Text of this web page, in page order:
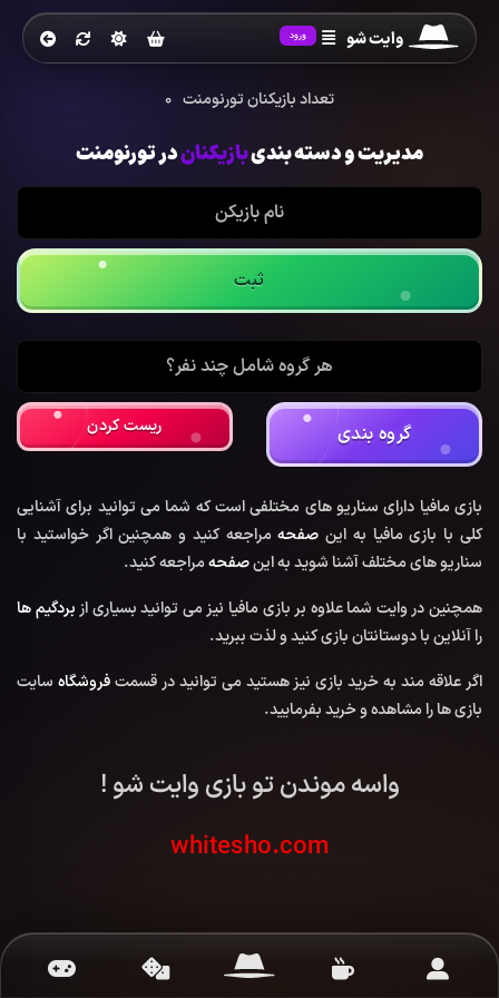
وایت شو ورود
تعداد بازیکنان تورنومنت 0
مدیریت و دسته بندیبازیکناندر تورنومنت
گروه بندی ریست کردن
بازی مافیا دارای سناریو های مختلفی است که شما می توانید برای آشنایی
کلی با بازی مافیا به این صفحهمراجعه کنید و همچنین اگر خواستید با
سناریو های مختلف آشنا شوید به اینصفحهمراجعه کنید.
همچنین در وایت شما علاوه بر بازی مافیا نیز می توانید بسیاری از بردگیم ها
را آنلاین با دوستانتان بازی کنید و لذت ببرید.
اگر علاقه مند به خرید بازی نیز هستید می توانید در قسمتفروشگاه سایت
بازی ها را مشاهده و خرید بفرمایید.
واسه موندن تو بازی وایت شو !
whitesho.com